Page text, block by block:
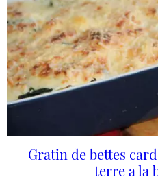
Gratin de bettes
terre a la